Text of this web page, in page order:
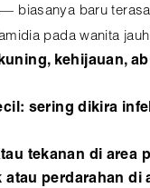
biasanya baru
pada wanita
kehijauan,
sering dikira
tekanan di area
perdarahan